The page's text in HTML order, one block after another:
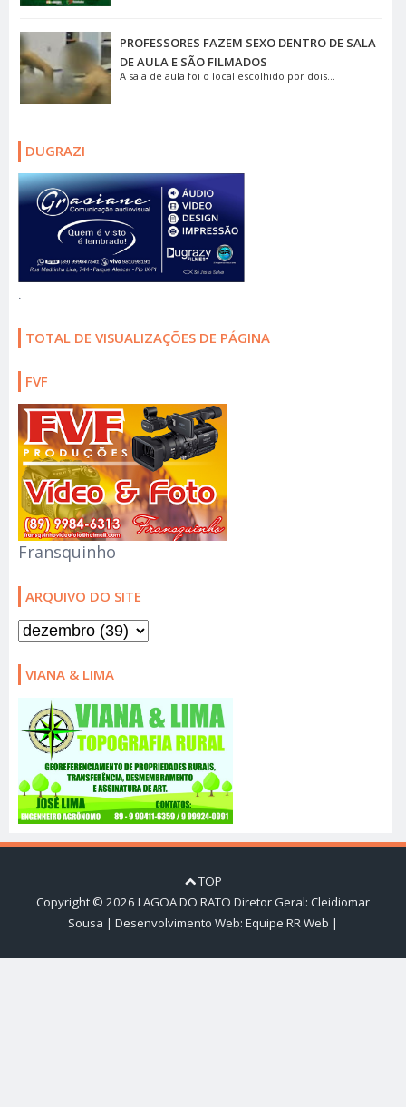
PROFESSORES FAZEM SEXO DENTRO DE SALA
DE AULA E SÃO FILMADOS
A sala de aula foi o local escolhido por dois...
DUGRAZI
.
TOTAL DE VISUALIZAÇÕES DE PÁGINA
FVF
Fransquinho
ARQUIVO DO SITE
VIANA & LIMA
TOP
Copyright © 2026 LAGOA DO RATO Diretor Geral: Cleidiomar
Sousa | Desenvolvimento Web: Equipe RR Web |